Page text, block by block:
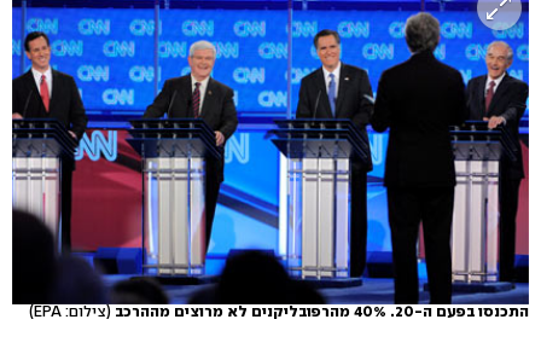
התכנסו בפעם ה-20. 40% מהרפובליקנים לא מרוצים מההרכב (צילום: EPA)